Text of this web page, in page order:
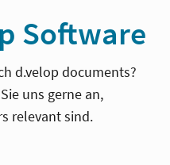
Software
d.velop documents?
uns gerne an,
relevant sind.